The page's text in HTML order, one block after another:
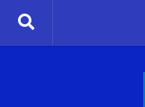
Skip to content